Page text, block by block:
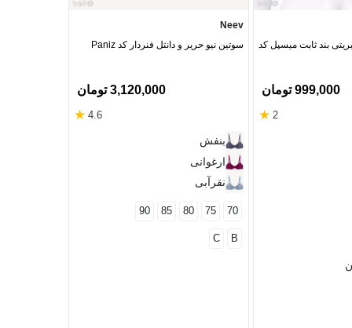
بند ثابت میسپل کد
999,000 تومان
2
★
Neev
سوتین نیو حریر و دانتل فنردار کد Paniz
3,120,000 تومان
4.6
★
بنفش
ارغوانی
نقرآبی
70
75
80
85
90
B
C